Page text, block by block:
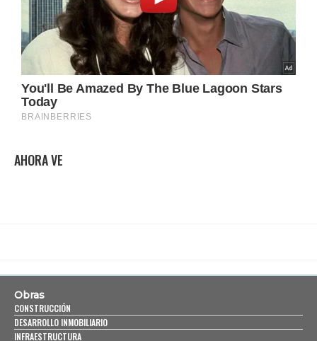
AHORA VE
Obras
CONSTRUCCIÓN
DESARROLLO INMOBILIARIO
INFRAESTRUCTURA